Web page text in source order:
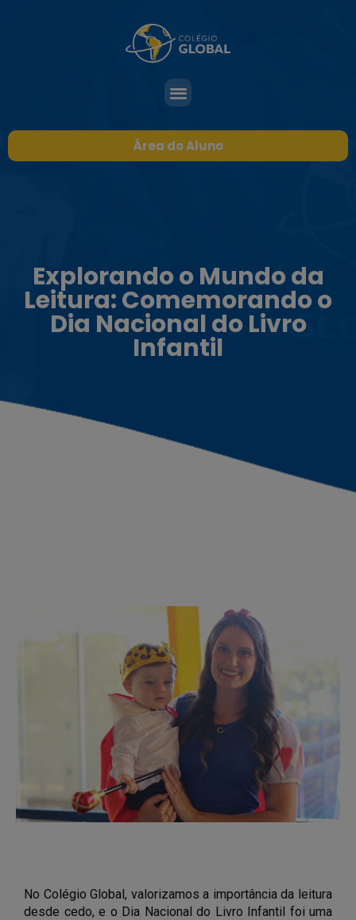
Área do Aluno
Explorando o Mundo da
Leitura: Comemorando o
Dia Nacional do Livro
Infantil
No Colégio Global, valorizamos a importância da leitura
desde cedo, e o Dia Nacional do Livro Infantil foi uma